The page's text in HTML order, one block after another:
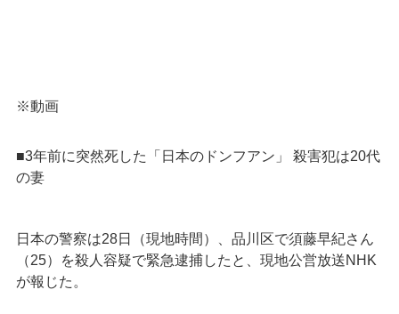
※動画
■3年前に突然死した「日本のドンフアン」 殺害犯は20代
の妻
日本の警察は28日（現地時間）、品川区で須藤早紀さん
（25）を殺人容疑で緊急逮捕したと、現地公営放送NHK
が報じた。